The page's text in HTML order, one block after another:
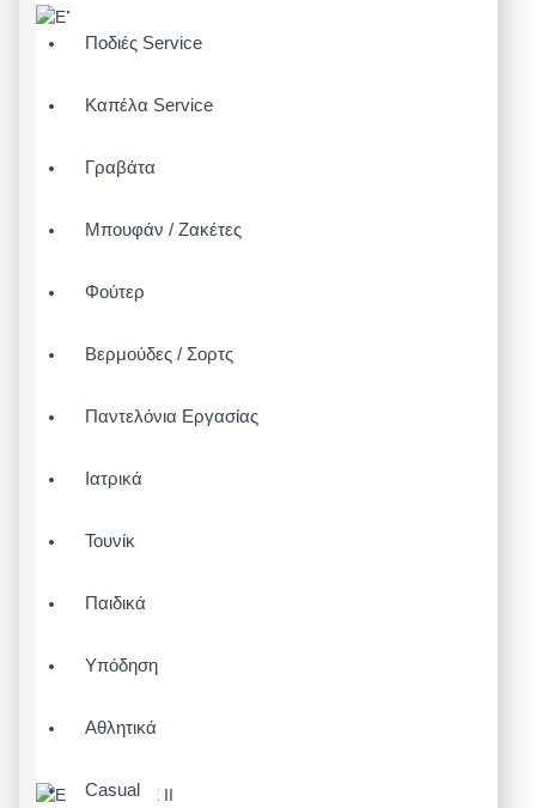
Ποδιές Service
Καπέλα Service
Γραβάτα
Μπουφάν / Ζακέτες
Φούτερ
Βερμούδες / Σορτς
Παντελόνια Εργασίας
Ιατρικά
Τουνίκ
Παιδικά
Υπόδηση
Αθλητικά
Casual